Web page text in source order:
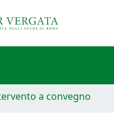
a convegno